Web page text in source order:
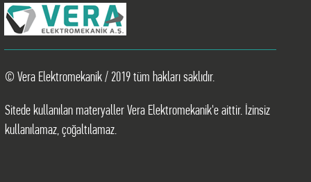
© Vera Elektromekanik / 2019 tüm hakları saklıdır.
Sitede kullanılan materyaller Vera Elektromekanik'e aittir. İzinsiz
kullanılamaz, çoğaltılamaz.